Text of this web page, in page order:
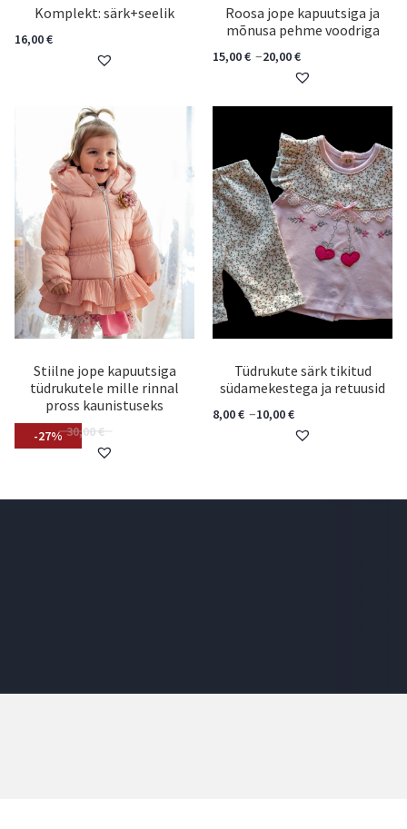
Komplekt: särk+seelik
16,00€
Roosa jope kapuutsiga ja
mõnusa pehme voodriga
15,00€ –20,00€
-27%
Stiilne jope kapuutsiga
tüdrukutele mille rinnal
pross kaunistuseks
22,00€ 30,00€
Tüdrukute särk tikitud
südamekestega ja retuusid
8,00€ –10,00€